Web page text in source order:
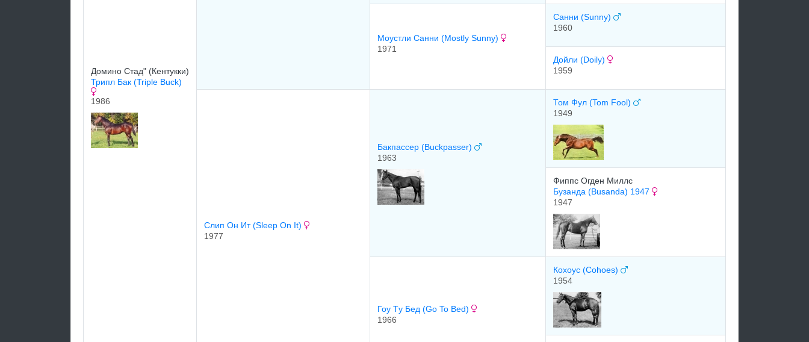
Домино Стад" (Кентукки)
Трипл Бaк (Triple Buck)
1986
Mоустли Cанни (Mostly Sunny)
1971
Caнни (Sunny)
1960
Дoйли (Doily)
1959
Слип Oн Ит (Sleep On It)
1977
Бакпассер (Buckpasser)
1963
Том Фул (Tom Fool)
1949
Фиппс Oгден Mиллс
Бузанда (Busanda) 1947
1947
Гоу Tу Бeд (Go To Bed)
1966
Кoхoуc (Cohoes)
1954